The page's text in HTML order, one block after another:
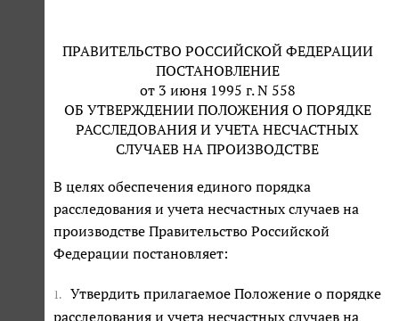
ПРАВИТЕЛЬСТВО РОССИЙСКОЙ ФЕДЕРАЦИИ
ПОСТАНОВЛЕНИЕ
от 3 июня 1995 г. N 558
ОБ УТВЕРЖДЕНИИ ПОЛОЖЕНИЯ О ПОРЯДКЕ
РАССЛЕДОВАНИЯ И УЧЕТА НЕСЧАСТНЫХ
СЛУЧАЕВ НА ПРОИЗВОДСТВЕ
В целях обеспечения единого порядка
расследования и учета несчастных случаев на
производстве Правительство Российской
Федерации постановляет:
1.
Утвердить прилагаемое Положение о порядке
расследования и учета несчастных случаев на